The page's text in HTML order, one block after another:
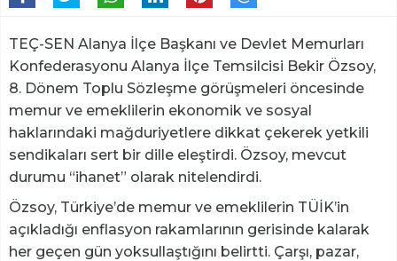
TEÇ-SEN Alanya İlçe Başkanı ve Devlet Memurları
Konfederasyonu Alanya İlçe Temsilcisi Bekir Özsoy,
8. Dönem Toplu Sözleşme görüşmeleri öncesinde
memur ve emeklilerin ekonomik ve sosyal
haklarındaki mağduriyetlere dikkat çekerek yetkili
sendikaları sert bir dille eleştirdi. Özsoy, mevcut
durumu “ihanet” olarak nitelendirdi.
Özsoy, Türkiye’de memur ve emeklilerin TÜİK’in
açıkladığı enflasyon rakamlarının gerisinde kalarak
her geçen gün yoksullaştığını belirtti. Çarşı, pazar,